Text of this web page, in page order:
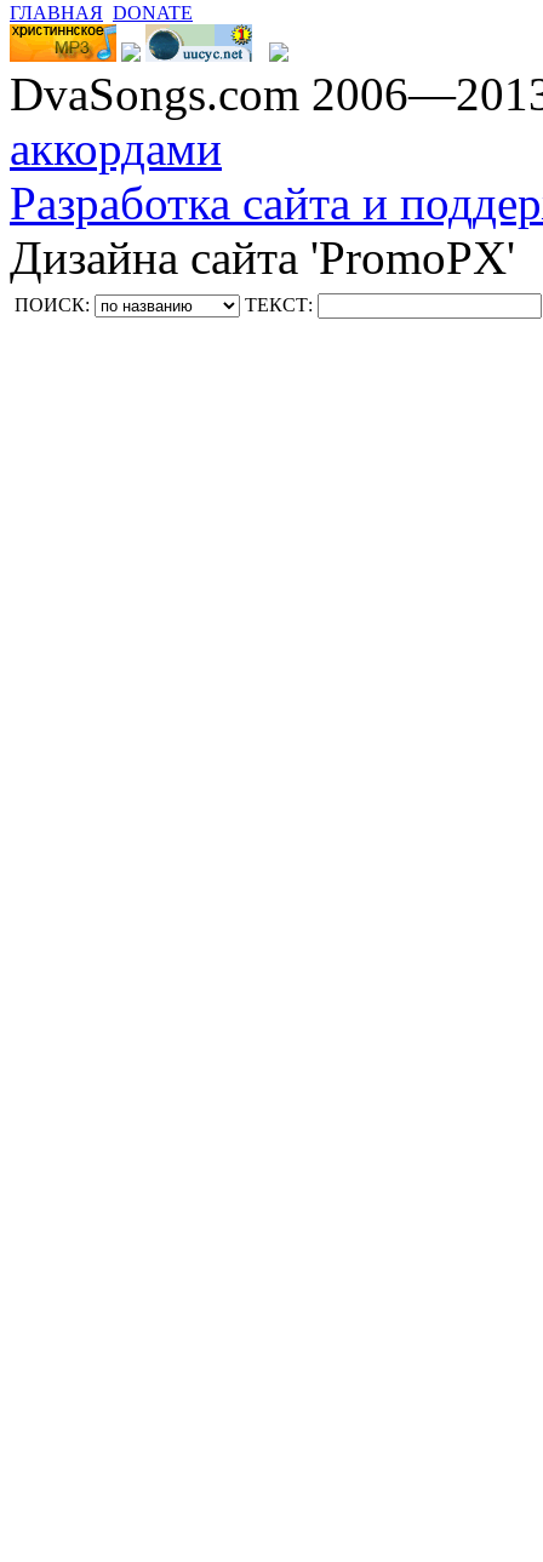
ГЛАВНАЯ DONATE
DvaSongs.com
аккордами
Разработка сайта и
Дизайна сайта 'PromoPX'
ПОИСК: ТЕКСТ: